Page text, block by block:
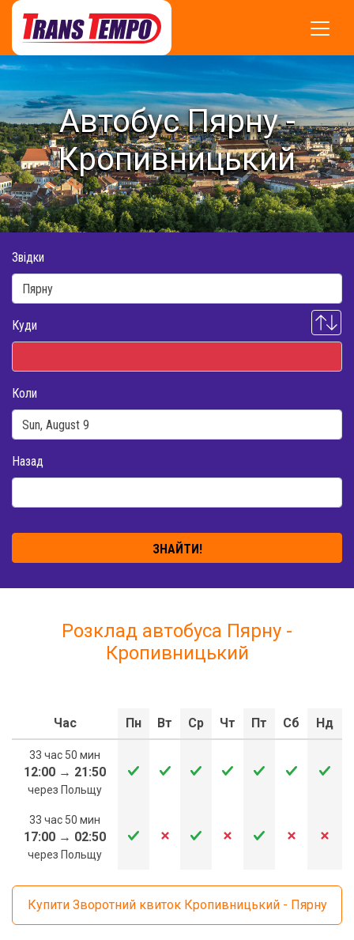
Автобус Пярну -
Кропивницький
Звідки
Куди
Коли
Назад
ЗНАЙТИ!
Розклад автобуса Пярну -
Кропивницький
Час Пн Вт Ср Чт Пт Сб Нд
33 час 50 мин
12:00 → 21:50
через Польщу
33 час 50 мин
17:00 → 02:50
через Польщу
Купити Зворотний квиток Кропивницький - Пярну